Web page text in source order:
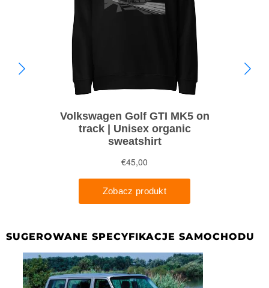
SUGEROWANE SPECYFIKACJE SAMOCHODU